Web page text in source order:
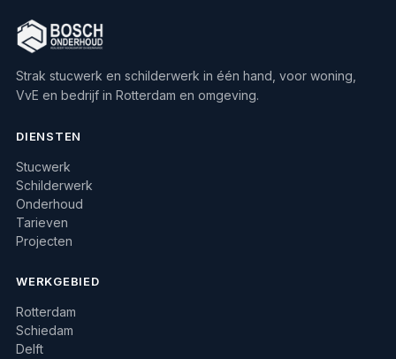
Strak stucwerk en schilderwerk in één hand, voor woning,
VvE en bedrijf in Rotterdam en omgeving.
DIENSTEN
Stucwerk
Schilderwerk
Onderhoud
Tarieven
Projecten
WERKGEBIED
Rotterdam
Schiedam
Delft